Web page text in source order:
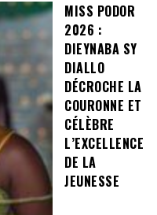
MISS PODOR
2026 :
DIEYNABA SY
DIALLO
DÉCROCHE LA
COURONNE ET
CÉLÈBRE
L’EXCELLENCE
DE LA
JEUNESSE